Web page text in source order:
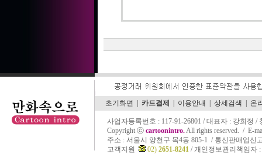
초기화면 카드결제 이용안내 상세검색 온
사업자등록번호 : 117-91-26801 / 대표자 : 강희정 /
Copyright ⓒ cartoonintro.All rights reserved. / E-
주소 : 서울시 양천구 목4동 805-1 / 통신판매업신
고객지원
02) 2651-8241 / 개인정보관리책임